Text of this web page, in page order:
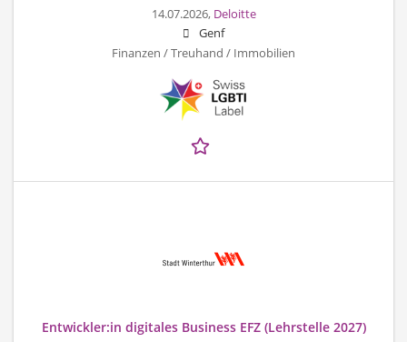
14.07.2026, Deloitte
Genf
Finanzen / Treuhand / Immobilien
Entwickler:in digitales Business EFZ (Lehrstelle 2027)